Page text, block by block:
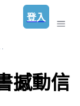
登入
動信仰
撼動信